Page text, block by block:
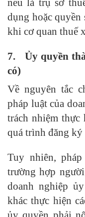
nếu là trụ sở
dụng hoặc
khi cơ quan thuế
7. Ủy quyền
có)
Về nguyên tắc
pháp luật của
trách nhiệm thực
quá trình đăng ký
Tuy nhiên,
trường hợp
doanh nghiệp
khác thực hiện
ủy quyền phải